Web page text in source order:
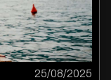
25/08/2025